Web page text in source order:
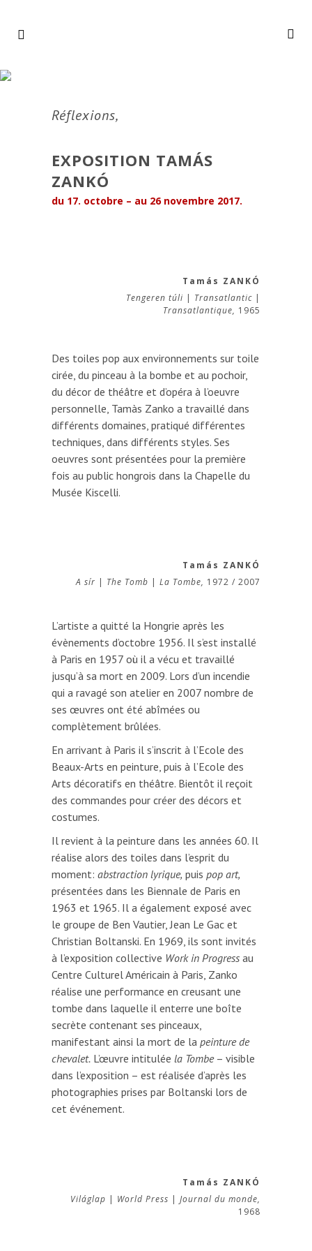
Réflexions,
EXPOSITION TAMÁS
ZANKÓ
du 17. octobre – au 26 novembre 2017.
Tamás ZANKÓ
Tengeren túli | Transatlantic |
Transatlantique, 1965
Des toiles pop aux environnements sur toile
cirée, du pinceau à la bombe et au pochoir,
du décor de théâtre et d’opéra à l’oeuvre
personnelle, Tamàs Zanko a travaillé dans
différents domaines, pratiqué différentes
techniques, dans différents styles. Ses
oeuvres sont présentées pour la première
fois au public hongrois dans la Chapelle du
Musée Kiscelli.
Tamás ZANKÓ
A sír | The Tomb | La Tombe, 1972 / 2007
L’artiste a quitté la Hongrie après les
évènements d’octobre 1956. Il s’est installé
à Paris en 1957 où il a vécu et travaillé
jusqu’à sa mort en 2009. Lors d’un incendie
qui a ravagé son atelier en 2007 nombre de
ses œuvres ont été abîmées ou
complètement brûlées.
En arrivant à Paris il s’inscrit à l’Ecole des
Beaux-Arts en peinture, puis à l’Ecole des
Arts décoratifs en théâtre. Bientôt il reçoit
des commandes pour créer des décors et
costumes.
Il revient à la peinture dans les années 60. Il
réalise alors des toiles dans l’esprit du
moment: abstraction lyrique, puis pop art,
présentées dans les Biennale de Paris en
1963 et 1965. Il a également exposé avec
le groupe de Ben Vautier, Jean Le Gac et
Christian Boltanski. En 1969, ils sont invités
à l’exposition collective Work in Progress au
Centre Culturel Américain à Paris, Zanko
réalise une performance en creusant une
tombe dans laquelle il enterre une boîte
secrète contenant ses pinceaux,
manifestant ainsi la mort de la peinture de
chevalet. L’œuvre intitulée la Tombe– visible
dans l’exposition – est réalisée d’après les
photographies prises par Boltanski lors de
cet événement.
Tamás ZANKÓ
Világlap | World Press | Journal du monde,
1968